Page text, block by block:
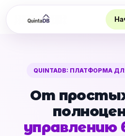
QUINTADB: ПЛАТФОРМА
От
управлению